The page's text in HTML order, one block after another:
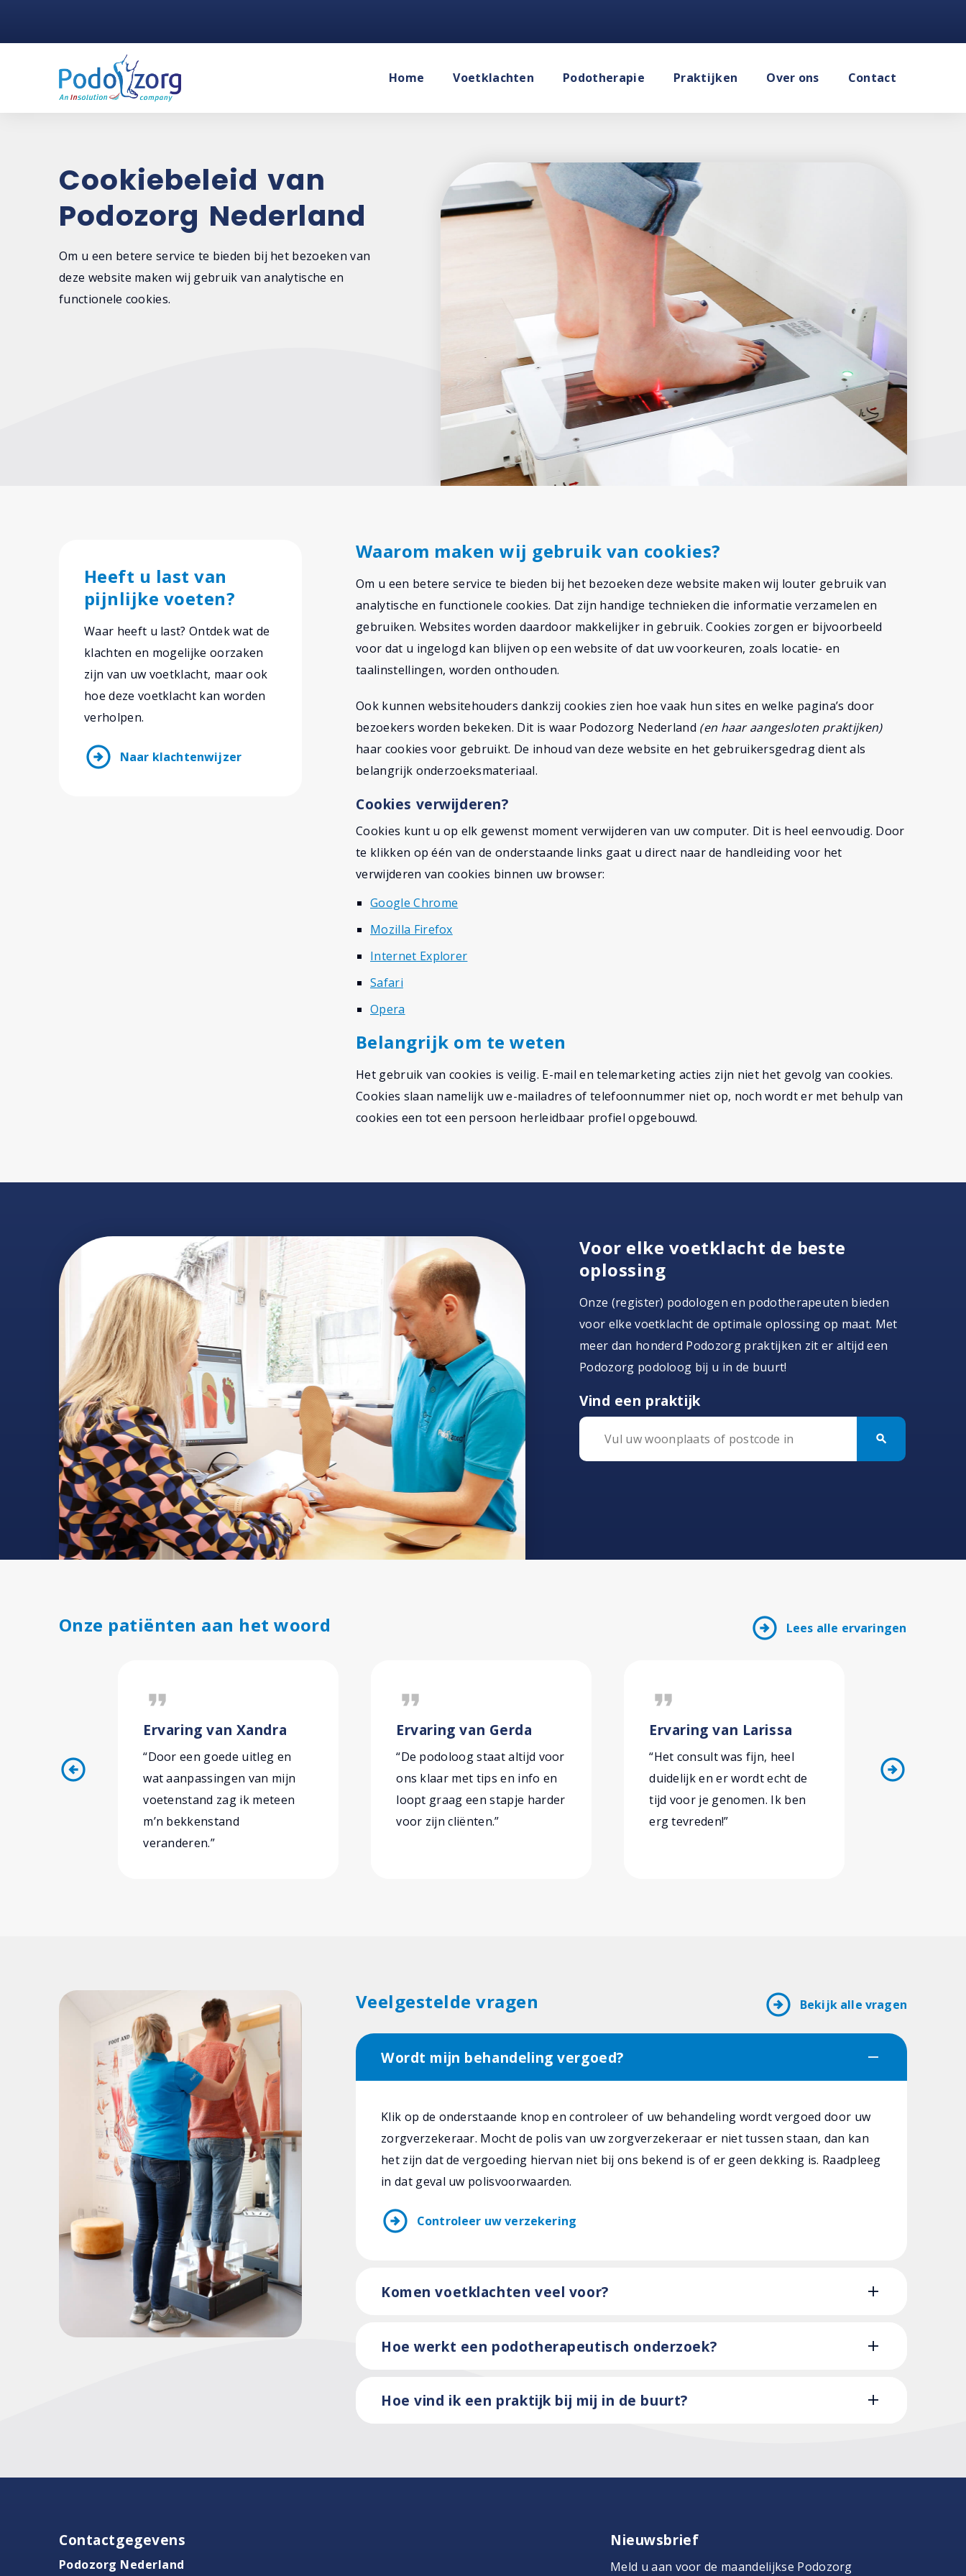
Home Voetklachten Podotherapie Praktijken Over ons Contact
Cookiebeleid van
Podozorg Nederland
Om u een betere service te bieden bij het bezoeken van
deze website maken wij gebruik van analytische en
functionele cookies.
Heeft u last van
pijnlijke voeten?
Waar heeft u last? Ontdek wat de
klachten en mogelijke oorzaken
zijn van uw voetklacht, maar ook
hoe deze voetklacht kan worden
verholpen.
arrow_circle_right Naar klachtenwijzer
Waarom maken wij gebruik van cookies?
Om u een betere service te bieden bij het bezoeken deze website maken wij louter gebruik van
analytische en functionele cookies. Dat zijn handige technieken die informatie verzamelen en
gebruiken. Websites worden daardoor makkelijker in gebruik. Cookies zorgen er bijvoorbeeld
voor dat u ingelogd kan blijven op een website of dat uw voorkeuren, zoals locatie- en
taalinstellingen, worden onthouden.
Ook kunnen websitehouders dankzij cookies zien hoe vaak hun sites en welke pagina’s door
bezoekers worden bekeken. Dit is waar Podozorg Nederland (en haar aangesloten praktijken)
haar cookies voor gebruikt. De inhoud van deze website en het gebruikersgedrag dient als
belangrijk onderzoeksmateriaal.
Cookies verwijderen?
Cookies kunt u op elk gewenst moment verwijderen van uw computer. Dit is heel eenvoudig. Door
te klikken op één van de onderstaande links gaat u direct naar de handleiding voor het
verwijderen van cookies binnen uw browser:
Google Chrome
Mozilla Firefox
Internet Explorer
Safari
Opera
Belangrijk om te weten
Het gebruik van cookies is veilig. E-mail en telemarketing acties zijn niet het gevolg van cookies.
Cookies slaan namelijk uw e-mailadres of telefoonnummer niet op, noch wordt er met behulp van
cookies een tot een persoon herleidbaar profiel opgebouwd.
Voor elke voetklacht de beste
oplossing
Onze (register) podologen en podotherapeuten bieden
voor elke voetklacht de optimale oplossing op maat. Met
meer dan honderd Podozorg praktijken zit er altijd een
Podozorg podoloog bij u in de buurt!
Vind een praktijk
search
Onze patiënten aan het woord arrow_circle_right Lees alle ervaringen
arrow_circle_left
format_quote
Ervaring van Xandra
“Door een goede uitleg en
wat aanpassingen van mijn
voetenstand zag ik meteen
m’n bekkenstand
veranderen.”
format_quote
Ervaring van Gerda
“De podoloog staat altijd voor
ons klaar met tips en info en
loopt graag een stapje harder
voor zijn cliënten.”
format_quote
Ervaring van Larissa
“Het consult was fijn, heel
duidelijk en er wordt echt de
tijd voor je genomen. Ik ben
erg tevreden!”
mijn
arrow_circle_right
Veelgestelde vragen arrow_circle_right Bekijk alle vragen
Wordt mijn behandeling vergoed?
Klik op de onderstaande knop en controleer of uw behandeling wordt vergoed door uw
zorgverzekeraar. Mocht de polis van uw zorgverzekeraar er niet tussen staan, dan kan
het zijn dat de vergoeding hiervan niet bij ons bekend is of er geen dekking is. Raadpleeg
in dat geval uw polisvoorwaarden.
arrow_circle_right Controleer uw verzekering
Komen voetklachten veel voor?
Hoe werkt een podotherapeutisch onderzoek?
Hoe vind ik een praktijk bij mij in de buurt?
Contactgegevens
Podozorg Nederland
Nieuwsbrief
Meld u aan voor de maandelijkse Podozorg